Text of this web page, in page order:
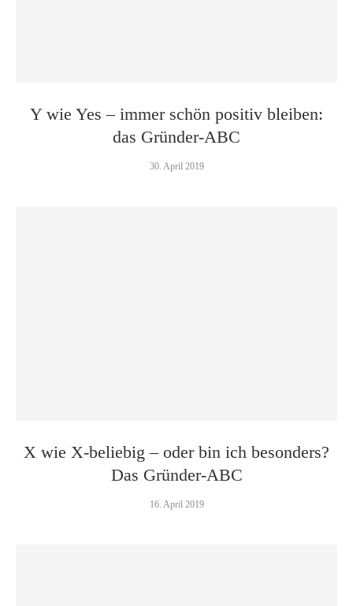
Y wie Yes – immer schön positiv bleiben:
das Gründer-ABC
30. April 2019
X wie X-beliebig – oder bin ich besonders?
Das Gründer-ABC
16. April 2019